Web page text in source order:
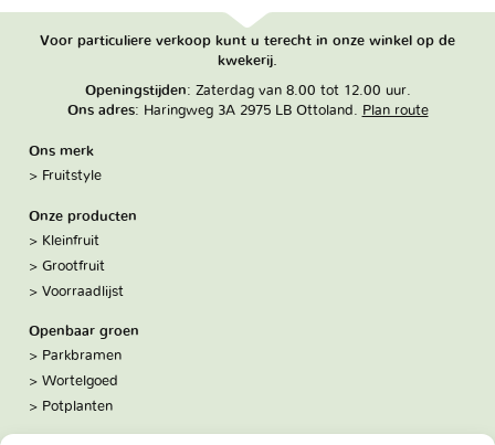
Voor particuliere verkoop kunt u terecht in onze winkel op de
kwekerij.
Openingstijden: Zaterdag van 8.00 tot 12.00 uur.
Ons adres: Haringweg 3A 2975 LB Ottoland. Plan route
Ons merk
Fruitstyle
Onze producten
Kleinfruit
Grootfruit
Voorraadlijst
Openbaar groen
Parkbramen
Wortelgoed
Potplanten